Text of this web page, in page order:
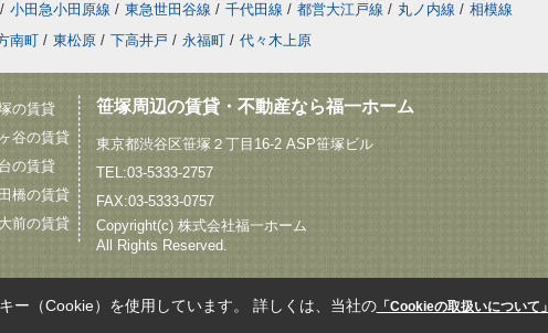
/ 小田急小田原線 / 東急世田谷線 / 千代田線 / 都営大江戸線 / 丸ノ内線 / 相模線
南町 / 東松原 / 下高井戸 / 永福町 / 代々木上原
の賃貸
谷の賃貸
の賃貸
橋の賃貸
前の賃貸
笹塚周辺の賃貸・不動産なら福一ホーム
東京都渋谷区笹塚２丁目16-2 ASP笹塚ビル
TEL:03-5333-2757
FAX:03-5333-0757
Copyright(c) 株式会社福一ホーム
All Rights Reserved.
ー（Cookie）を使用しています。 詳しくは、当社の「Cookieの取扱いについて」